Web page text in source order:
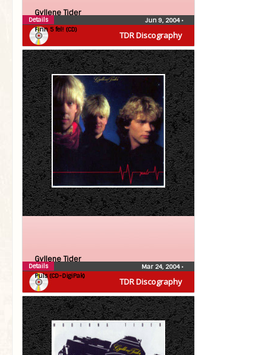
TDR Discography
Gyllene Tider
Finn 5 fel! (CD)
Jun 9, 2004•
Details
TDR Discography
Gyllene Tider
Puls (CD-DigiPak)
Mar 24, 2004•
Details